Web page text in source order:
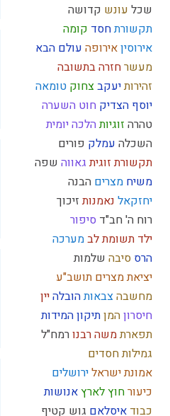
שכל עונש קדושה
תקשורתחסד קומה
אירוסיןאירופה עולם הבא
מעשרחזרה בתשובה
זהירותיעקבצחוק טומאה
יוסף הצדיק חוט השערה
טהרה זוגיותהלכה יומית
השכלה עמלק פורים
תקשורת זוגיתגאווה שפה
משיח מצרים הבנה
יחזקאל נאמנותזיכוך
רוח ה'חב"ד סיפור
ילד תשומת לבמערכה
הרס סיבה שלמות
יציאת מצרים תושב"ע
מחשבהצבאותהובלהיין
חיסרוןהמןתיקון המידות
תפארתמשה רבנורמח"ל
גמילות חסדים
אמונת ישראלירושלים
כיעורחוץ לארץאנושות
כבוד איסלאם גוש קטיף